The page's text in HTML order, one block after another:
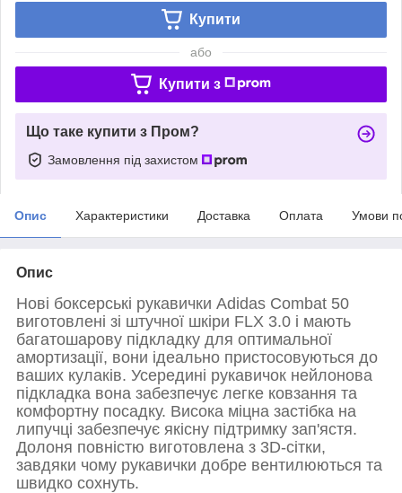
Купити
або
Купити з
Що таке купити з Пром?
Замовлення під захистом
Опис Характеристики Доставка Оплата Умови
Опис
Нові боксерські рукавички Adidas Combat 50
виготовлені зі штучної шкіри FLX 3.0 і мають
багатошарову підкладку для оптимальної
амортизації, вони ідеально пристосовуються до
ваших кулаків. Усередині рукавичок нейлонова
підкладка вона забезпечує легке ковзання та
комфортну посадку. Висока міцна застібка на
липучці забезпечує якісну підтримку зап'ястя.
Долоня повністю виготовлена з 3D-сітки,
завдяки чому рукавички добре вентилюються та
швидко сохнуть.